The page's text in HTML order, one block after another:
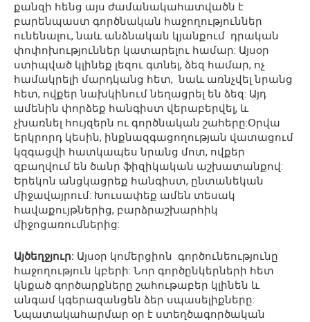
քանզի հենց այս ժամանակահատվածն է
բարենպաստ գործնական հաջողություններ
ունենալու, նաև անձնական կյանքում դրական
փոփոխություններ կատարելու համար: Այսօր
ստիպված կլինեք լեզու գտնել, ձեզ համար, ոչ
համակրելի մարդկանց հետ, նաև առնչվել նրանց
հետ, ովքեր նախկինում նեղացրել են ձեզ: Այդ
ամենին փորձեք հանգիստ վերաբերվել, և
չխառնել հույզերն ու գործնական շահերը:Օրվա
երկրորդ կեսին, ինքնազգացողության վատացում
կզգացվի հատկապես նրանց մոտ, ովքեր
զբաղվում են ծանր ֆիզիկական աշխատանքով:
Երեկոն անցկացրեք հանգիստ, ընտանեկան
միջավայրում: Խուսափեք ամեն տեսակ
հավաքույթներից, բարձրաշխարհիկ
միջոցառումներից:
Այծեղջյուր: Այսօր կոմերցիոն գործունեությունը
հաջողություն կբերի: Նոր գործընկերների հետ
կնքած գործարքները շահութաբեր կլինեն և
անգամ կգերազանցեն ձեր սպասելիքները:
Նպատակահարմար օր է ստեղծագործական